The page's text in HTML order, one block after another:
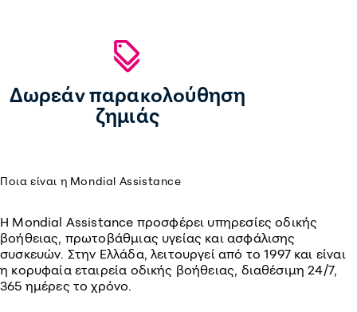
Δωρεάν παρακολούθηση
ζημιάς
Ποια είναι η Mondial Assistance
Η Mondial Assistance προσφέρει υπηρεσίες οδικής
βοήθειας, πρωτοβάθμιας υγείας και ασφάλισης
συσκευών. Στην Ελλάδα, λειτουργεί από το 1997 και είναι
η κορυφαία εταιρεία οδικής βοήθειας, διαθέσιμη 24/7,
365 ημέρες το χρόνο.